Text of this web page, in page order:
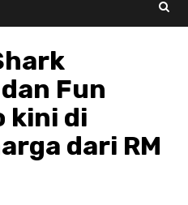
Fun
kini di
dari RM